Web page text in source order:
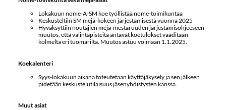
Lokakuun nome-A-SM koe työllistää nome-toimikuntaa
Keskusteltiin SM mejä-kokeen järjestämisestä vuonna 2025
Hyväksyttiin noutajien mejä-mestaruuden järjestämisohjeeseen
muutos, että valintapisteitä antavat koetulokset vaaditaan
kolmelta eri tuomarilta. Muutos astuu voimaan 1.1.2025.
Koekalenteri
Syys-lokakuun aikana toteutetaan käyttäjäkysely ja sen jälkeen
pidetään keskustelutilaisuus jäsenyhdistysten kanssa.
Muut asiat